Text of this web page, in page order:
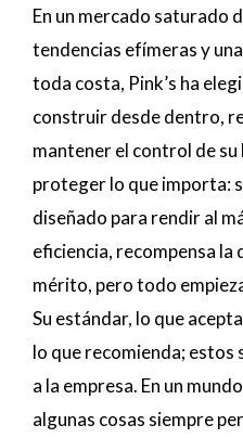
En un mercado saturado
tendencias efímeras y
toda costa, Pink’s ha
construir desde dentro,
mantener el control de
proteger lo que importa:
diseñado para rendir al
eficiencia, recompensa la
mérito, pero todo
Su estándar, lo que
lo que recomienda; estos
a la empresa. En un
algunas cosas siempre